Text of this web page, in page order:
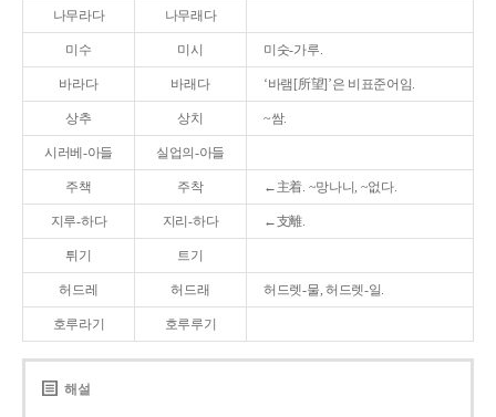
나무라다 나무래다
미수 미시 미숫-가루.
바라다 바래다 ‘바램[所望]’은 비표준어임.
상추 상치 ~쌈.
시러베-아들 실업의-아들
주책 주착 ←主着. ~망나니, ~없다.
지루-하다 지리-하다 ←支離.
튀기 트기
허드레 허드래 허드렛-물, 허드렛-일.
호루라기 호루루기
해설